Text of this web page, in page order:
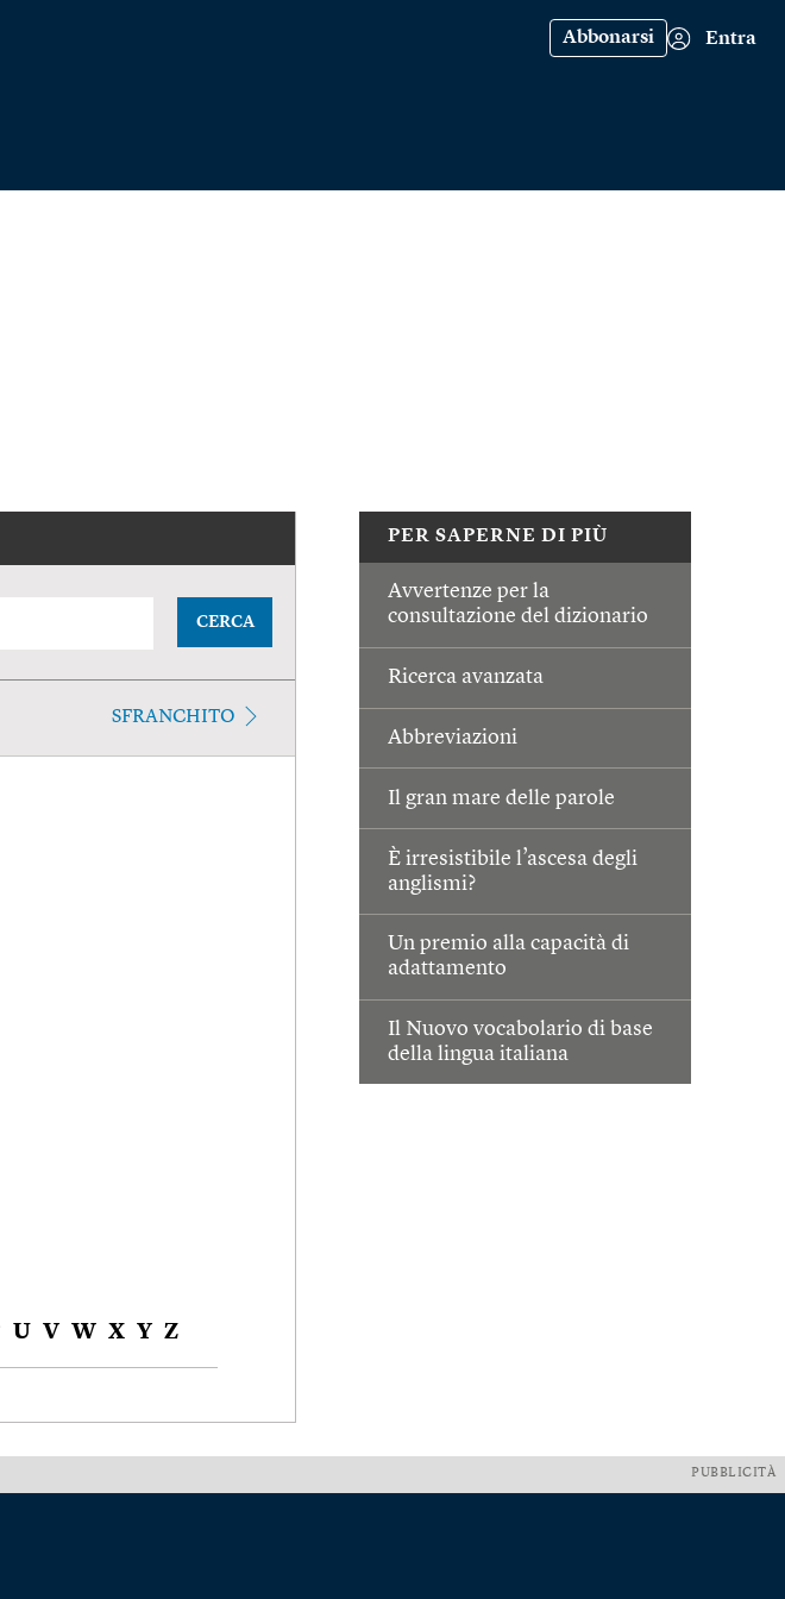
Abbonarsi Entra
PER SAPERNE DI PIÙ
Avvertenze per la
consultazione del dizionario
Ricerca avanzata
Abbreviazioni
Il gran mare delle parole
È irresistibile l’ascesa degli
anglismi?
Un premio alla capacità di
adattamento
Il Nuovo vocabolario di base
della lingua italiana
CERCA
SFRANCHITO
U V W X Y Z
PUBBLICITÀ